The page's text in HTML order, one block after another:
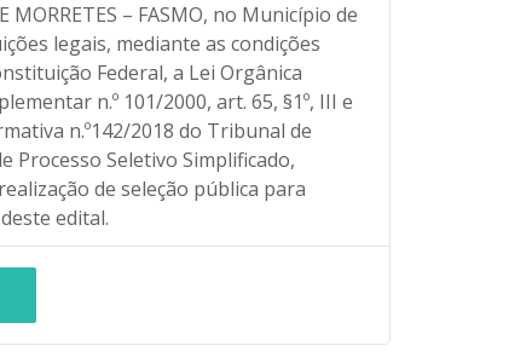
MORRETES – FASMO, no Município de
legais, mediante as condições
Federal, a Lei Orgânica
n.º 101/2000, art. 65, §1º, III e
n.º142/2018 do Tribunal de
Processo Seletivo Simplificado,
de seleção pública para
edital.